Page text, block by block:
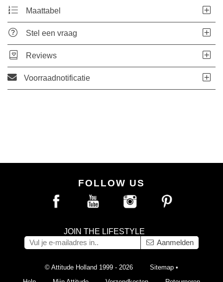
Maattabel
Stel een vraag
Reviews
Voorraadnotificatie
FOLLOW US
JOIN THE LIFESTYLE
Aanmelden
© Attitude Holland 1999 - 2026 Sitemap •